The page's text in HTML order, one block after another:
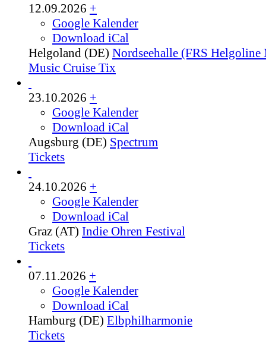
12.09.2026 +
Google Kalender
Download iCal
Helgoland (DE) Nordseehalle (FRS Helgoline
Music Cruise Tix
23.10.2026 +
Google Kalender
Download iCal
Augsburg (DE) Spectrum
Tickets
24.10.2026 +
Google Kalender
Download iCal
Graz (AT) Indie Ohren Festival
Tickets
07.11.2026 +
Google Kalender
Download iCal
Hamburg (DE) Elbphilharmonie
Tickets